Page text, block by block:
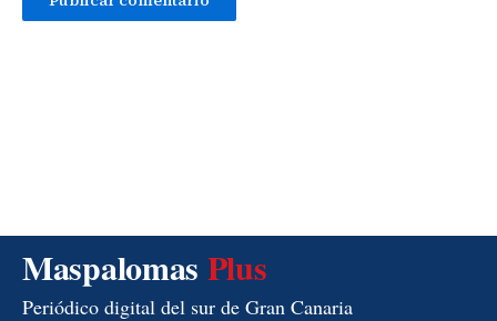
Maspalomas Plus
Periódico digital del sur de Gran Canaria